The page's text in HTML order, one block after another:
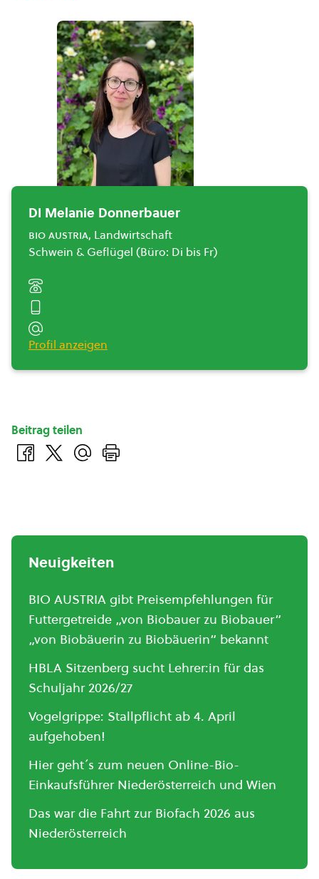
DI Melanie Donnerbauer
bio austria, Landwirtschaft
Schwein & Geflügel (Büro: Di bis Fr)
Profil anzeigen
Beitrag teilen
Neuigkeiten
BIO AUSTRIA gibt Preisempfehlungen für
Futtergetreide „von Biobauer zu Biobauer“
„von Biobäuerin zu Biobäuerin“ bekannt
HBLA Sitzenberg sucht Lehrer:in für das
Schuljahr 2026/27
Vogelgrippe: Stallpflicht ab 4. April
aufgehoben!
Hier geht´s zum neuen Online-Bio-
Einkaufsführer Niederösterreich und Wien
Das war die Fahrt zur Biofach 2026 aus
Niederösterreich